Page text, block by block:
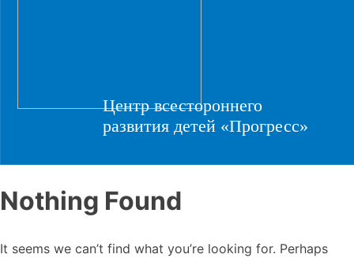
Центр всестороннего
развития детей «Прогресс»
Nothing Found
It seems we can’t find what you’re looking for. Perhaps